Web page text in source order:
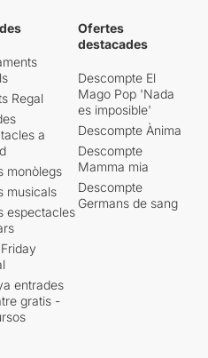
A nosaltres
conjunt ens va decebre
potser perquè
molt més d'ells.
tot vàrem passar
estona divertida, que ja
llegir la valoració
sencera, només heu
Regal
a
monòlegs
musicals
espectacles
entrades
gratis -
Ofertes
destacades
Descompte El
Mago Pop 'Nada
es imposible'
Descompte Ànima
Descompte
Mamma mia
Descompte
Germans de sang